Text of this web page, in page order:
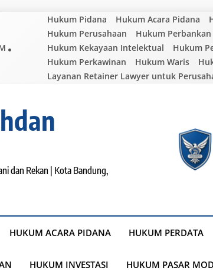
Hukum Pidana Hukum Acara Pidana
Hukum Perusahaan
Hukum Perbankan
Hukum Kekayaan Intelektual
Hukum
Hukum Perkawinan
Hukum Waris
Layanan Retainer Lawyer untuk
dan Rekan | Kota Bandung,
HUKUM ACARA PIDANA HUKUM PERDATA
HUKUM INVESTASI HUKUM PASAR